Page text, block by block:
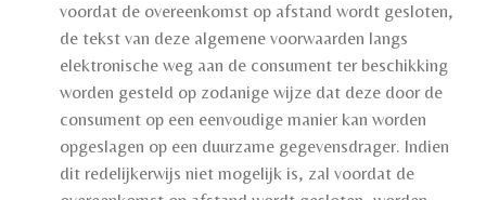
voordat de overeenkomst op afstand wordt gesloten,
de tekst van deze algemene voorwaarden langs
elektronische weg aan de consument ter beschikking
worden gesteld op zodanige wijze dat deze door de
consument op een eenvoudige manier kan worden
opgeslagen op een duurzame gegevensdrager. Indien
dit redelijkerwijs niet mogelijk is, zal voordat de